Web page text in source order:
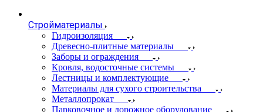
Стройматериалы
Гидроизоляция
Древесно-плитные материалы
Заборы и ограждения
Кровля, водосточные системы
Лестницы и комплектующие
Материалы для сухого строительства
Металлопрокат
Парковочное и дорожное оборудование